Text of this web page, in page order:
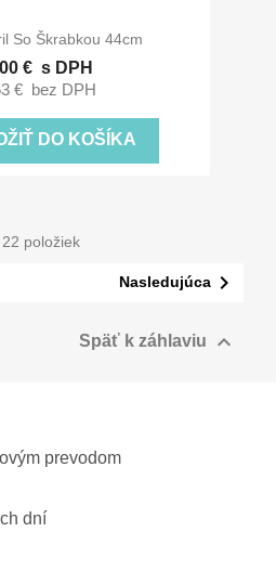
So Škrabkou 44cm
€ s DPH
€ bez DPH
DO KOŠÍKA
položiek
Nasledujúca 
Späť k záhlaviu 
prevodom
dní